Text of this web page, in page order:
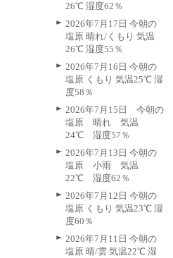
26℃ 湿度62％
2026年7月17日 今朝の
塩原 晴れ/くもり 気温
26℃ 湿度55％
2026年7月16日 今朝の
塩原 くもり 気温25℃ 湿
度58％
2026年7月15日 今朝の
塩原 晴れ 気温
24℃ 湿度57％
2026年7月13日 今朝の
塩原 小雨 気温
22℃ 湿度62％
2026年7月12日 今朝の
塩原 くもり 気温23℃ 湿
度60％
2026年7月11日 今朝の
塩原 晴/雲 気温22℃ 湿